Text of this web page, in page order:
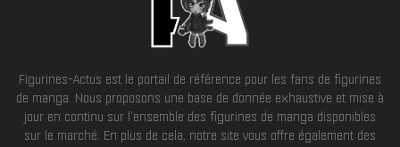
Figurines-Actus est le portail de référence pour les fans de figurines
de manga. Nous proposons une base de donnée exhaustive et mise à
jour en continu sur l'ensemble des figurines de manga disponibles
sur le marché. En plus de cela, notre site vous offre également des